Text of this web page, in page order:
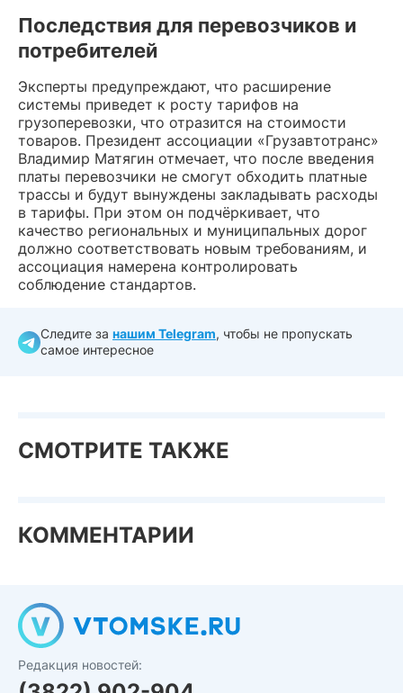
Последствия для перевозчиков и
потребителей
Эксперты предупреждают, что расширение
системы приведет к росту тарифов на
грузоперевозки, что отразится на стоимости
товаров. Президент ассоциации «Грузавтотранс»
Владимир Матягин отмечает, что после введения
платы перевозчики не смогут обходить платные
трассы и будут вынуждены закладывать расходы
в тарифы. При этом он подчёркивает, что
качество региональных и муниципальных дорог
должно соответствовать новым требованиям, и
ассоциация намерена контролировать
соблюдение стандартов.
Следите за нашим Telegram, чтобы не пропускать
самое интересное
СМОТРИТЕ ТАКЖЕ
КОММЕНТАРИИ
Редакция новостей: